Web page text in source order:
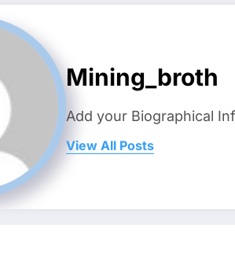
Mining_broth
Add your Biographical
View All Posts